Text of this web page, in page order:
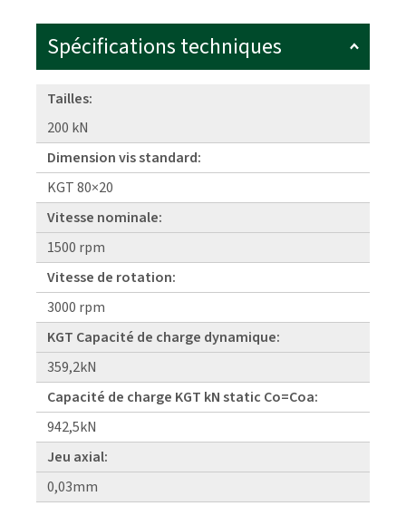
Spécifications techniques
Tailles:
200 kN
Dimension vis standard:
KGT 80×20
Vitesse nominale:
1500 rpm
Vitesse de rotation:
3000 rpm
KGT Capacité de charge dynamique:
359,2kN
Capacité de charge KGT kN static Co=Coa:
942,5kN
Jeu axial:
0,03mm